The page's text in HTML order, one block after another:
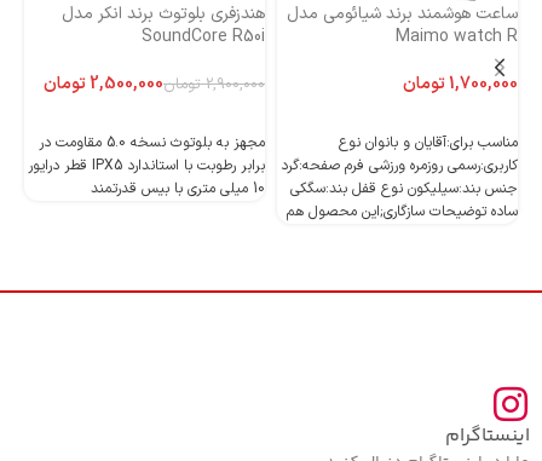
ساعت هوشمند برند شیائومی مدل
Maimo watch R
تومان
مناسب برای:آقایان و بانوان نوع
کاربری:رسمی روزمره ورزشی فرم صفحه:گرد
جنس بند:سیلیکون نوع قفل بند:سگکی
ساده توضیحات سازگاری;این محصول هم
هندزفری بلوتوث برند انکر مدل
SoundCore R50i
2,900,000 تومان2,500,000تومان
مجهز به بلوتوث نسخه 5.0 مقاومت در
برابر رطوبت با استاندارد IPX5 قطر درایور
10 میلی متری با بیس قدرتمند
اینستاگرام